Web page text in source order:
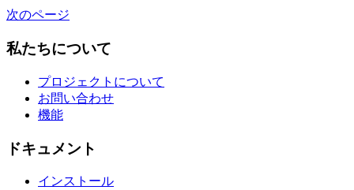
次のページ
私たちについて
プロジェクトについて
お問い合わせ
機能
ドキュメント
インストール